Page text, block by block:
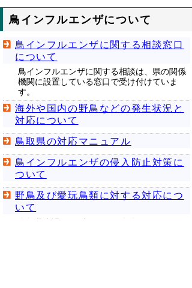
鳥インフルエンザについて
鳥インフルエンザに関する相談窓口
について
鳥インフルエンザに関する相談は、県の関係
機関に設置している窓口で受け付けていま
す。
海外や国内の野鳥などの発生状況と
対応について
鳥取県の対応マニュアル
鳥インフルエンザの侵入防止対策に
ついて
野鳥及び愛玩鳥類に対する対応につ
いて